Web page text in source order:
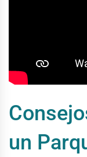
un